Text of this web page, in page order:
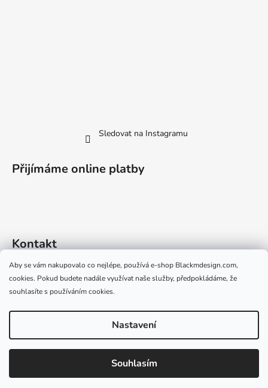
Aby se vám nakupovalo co nejlépe, používá e-shop Blackmdesign.com,
cookies. Pokud budete nadále využívat naše služby, předpokládáme, že
souhlasíte s používáním cookies.
Nastavení
Souhlasím
Sledovat na Instagramu
Přijímáme online platby
Kontakt
info@blackmdesign.com
+420 724 528 329 (Po-Pá 09:00-15:00)
Black M Design. Všechna práva vyhrazena.